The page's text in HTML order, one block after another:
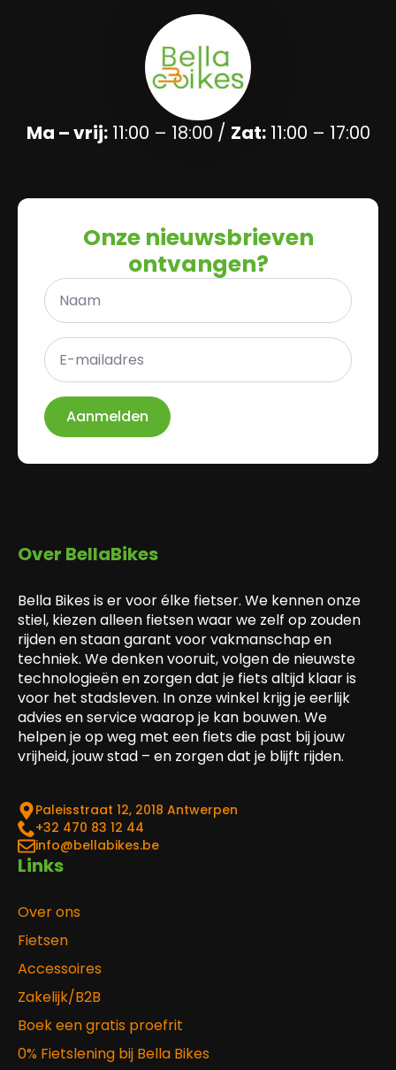
Ma – vrij:11:00 – 18:00 / Zat:11:00 – 17:00
Onze nieuwsbrieven
ontvangen?
Naam
*
E-
mailadres
*
Aanmelden
Over BellaBikes
Bella Bikes is er voor élke fietser. We kennen onze
stiel, kiezen alleen fietsen waar we zelf op zouden
rijden en staan garant voor vakmanschap en
techniek. We denken vooruit, volgen de nieuwste
technologieën en zorgen dat je fiets altijd klaar is
voor het stadsleven. In onze winkel krijg je eerlijk
advies en service waarop je kan bouwen. We
helpen je op weg met een fiets die past bij jouw
vrijheid, jouw stad – en zorgen dat je blijft rijden.
Paleisstraat 12, 2018 Antwerpen
‎+32 470 83 12 44
info@bellabikes.be
Links
Over ons
Fietsen
Accessoires
Zakelijk/B2B
Boek een gratis proefrit
0% Fietslening bij Bella Bikes